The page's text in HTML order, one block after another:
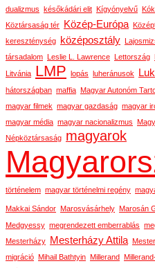
dualizmus
későkádári elit Kígyónyelvű
Köztársaság tér
Közép-Európa
kereszténység
középosztály
társadalom
Leslie L. Lawrence Lettország
Litvánia LMP lopás luheránusok
hátországban maffia Magyar Autonóm
magyar filmek magyar gazdaság magyar
magyar média magyar nacionalizmus
Népköztársaság magyarok
történelem magyar történelmi regény
Makkai Sándor Marosvásárhely Marosán
Medgyessy megrendezett emberrablás
Mesterházy
Mesterházy Attila
migráció Mihail Bathtyin Millerand